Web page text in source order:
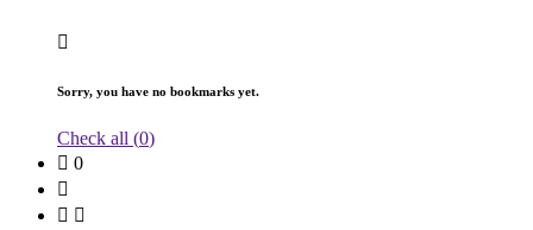
Sorry, you have no bookmarks yet.
Check all (0)
0